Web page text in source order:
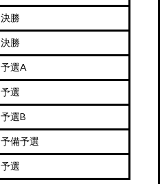
決勝
決勝
予選A
予選
予選B
予備予選
予選